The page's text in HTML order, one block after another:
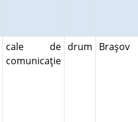
cale de
comunicaţie
drum Braşov